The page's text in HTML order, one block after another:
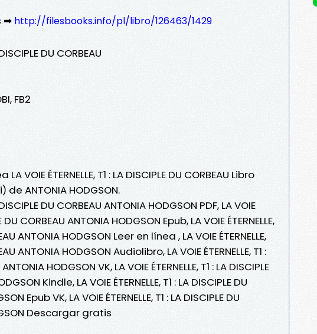
➡ http://filesbooks.info/pl/libro/126463/1429
DU CORBEAU
FB2
VOIE ÉTERNELLE, T1 : LA DISCIPLE DU CORBEAU Libro
ANTONIA HODGSON.
DISCIPLE DU CORBEAU ANTONIA HODGSON PDF, LA VOIE
DU CORBEAU ANTONIA HODGSON Epub, LA VOIE ÉTERNELLE,
ANTONIA HODGSON Leer en línea , LA VOIE ÉTERNELLE,
ANTONIA HODGSON Audiolibro, LA VOIE ÉTERNELLE, T1 :
HODGSON VK, LA VOIE ÉTERNELLE, T1 : LA DISCIPLE
Kindle, LA VOIE ÉTERNELLE, T1 : LA DISCIPLE DU
Epub VK, LA VOIE ÉTERNELLE, T1 : LA DISCIPLE DU
Descargar gratis